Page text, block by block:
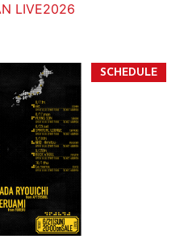
LIVE2026